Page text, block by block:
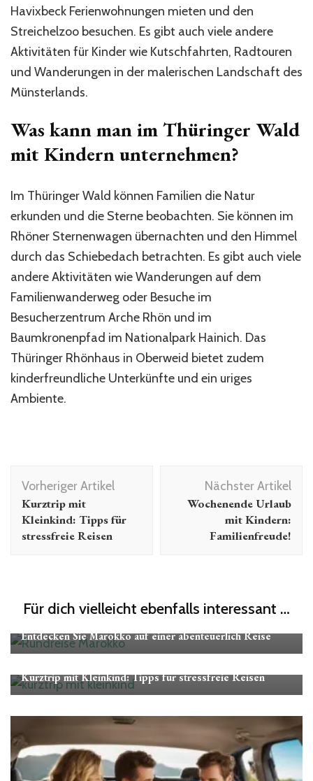
Havixbeck Ferienwohnungen mieten und den
Streichelzoo besuchen. Es gibt auch viele andere
Aktivitäten für Kinder wie Kutschfahrten, Radtouren
und Wanderungen in der malerischen Landschaft des
Münsterlands.
Was kann man im Thüringer Wald
mit Kindern unternehmen?
Im Thüringer Wald können Familien die Natur
erkunden und die Sterne beobachten. Sie können im
Rhöner Sternenwagen übernachten und den Himmel
durch das Schiebedach betrachten. Es gibt auch viele
andere Aktivitäten wie Wanderungen auf dem
Familienwanderweg oder Besuche im
Besucherzentrum Arche Rhön und im
Baumkronenpfad im Nationalpark Hainich. Das
Thüringer Rhönhaus in Oberweid bietet zudem
kinderfreundliche Unterkünfte und ein uriges
Ambiente.
Beitragsnavigation
Vorheriger Artikel
Kurztrip mit
Kleinkind: Tipps für
stressfreie Reisen
Nächster Artikel
Wochenende Urlaub
mit Kindern:
Familienfreude!
Für dich vielleicht ebenfalls interessant …
kurzwochenende mit kindern
Entdecken Sie Marokko auf einer abenteuerlich Reise
Kurztrip mit Kleinkind: Tipps für stressfreie Reisen